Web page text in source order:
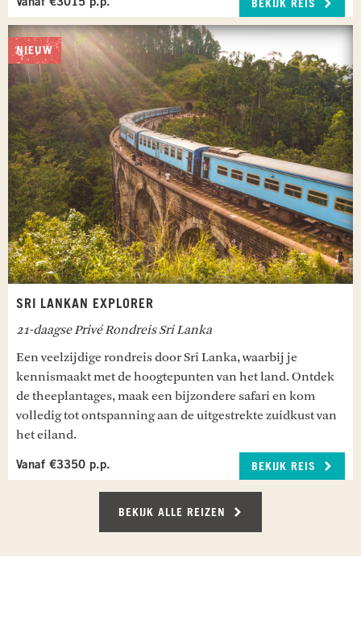
glamping verblijf staat centraal; je overnacht in
een bungalow direct op het strand met de oceaan
vrijwel direct aan je voeten.
Maaltijden inbegrepen: Ontbijt
AHUNGALLA
Een dag ter vrije besteding in Ahungalla.
Maaltijden inbegrepen: Ontbijt
AHUNGALLA - NEGOMBO
In de morgen reis je in 2,5 uur naar je
accommodatie in Negombo. De rest van de
middag is vrij te besteden.
Maaltijden inbegrepen: Ontbijt
Vandaag word je opgehaald en volgt een rit naar
de luchthaven van Colombo, waar je incheckt
voor de vlucht naar Amsterdam. Aankomst is de
Maaltijden inbegrepen: Ontbijt
Aankomst in Amsterdam.
Vanaf €3015 p.p. BEKIJK REIS
NIEUW
SRI LANKAN EXPLORER
21-daagse Privé Rondreis Sri Lanka
Een veelzijdige rondreis door Sri Lanka, waarbij je
kennismaakt met de hoogtepunten van het land. Ontdek
de theeplantages, maak een bijzondere safari en kom
volledig tot ontspanning aan de uitgestrekte zuidkust van
het eiland.
Vanaf €3350 p.p. BEKIJK REIS
BEKIJK ALLE REIZEN